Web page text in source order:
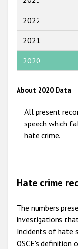
2022
2021
2020
About 2020 Data
All present
speech which
hate crime.
Hate crime
The numbers
investigations
Incidents of hate
OSCE's definition